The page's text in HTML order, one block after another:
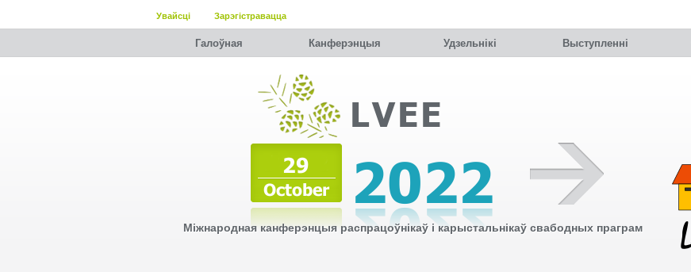
Увайсці Зарэгістравацца
Галоўная Канферэнцыя Удзельнiкi Выступленні
Міжнародная канферэнцыя распрацоўнікаў і карыстальнікаў свабодных праграм